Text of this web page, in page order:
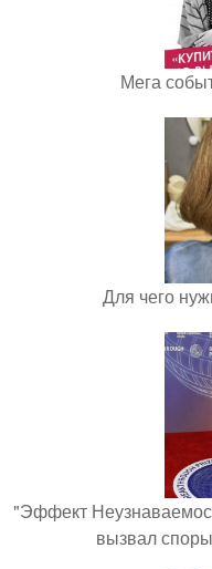
Мега
Для чего
"Эффект
вызвал